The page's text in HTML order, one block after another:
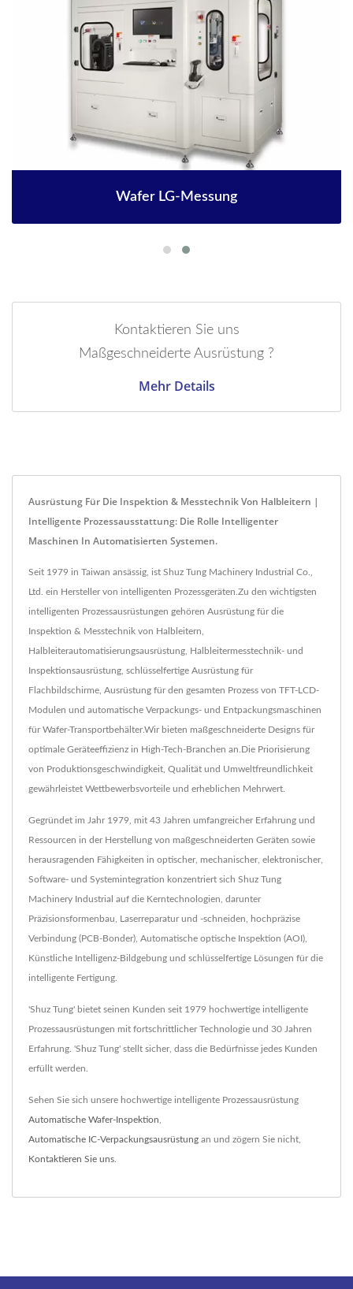
Wafer LG-Messung
Kontaktieren Sie uns
Maßgeschneiderte Ausrüstung ?
Mehr Details
Ausrüstung Für Die Inspektion & Messtechnik Von Halbleitern |
Intelligente Prozessausstattung: Die Rolle Intelligenter
Maschinen In Automatisierten Systemen.
Seit 1979 in Taiwan ansässig, ist Shuz Tung Machinery Industrial Co.,
Ltd. ein Hersteller von intelligenten Prozessgeräten.Zu den wichtigsten
intelligenten Prozessausrüstungen gehören Ausrüstung für die
Inspektion & Messtechnik von Halbleitern,
Halbleiterautomatisierungsausrüstung, Halbleitermesstechnik- und
Inspektionsausrüstung, schlüsselfertige Ausrüstung für
Flachbildschirme, Ausrüstung für den gesamten Prozess von TFT-LCD-
Modulen und automatische Verpackungs- und Entpackungsmaschinen
für Wafer-Transportbehälter.Wir bieten maßgeschneiderte Designs für
optimale Geräteeffizienz in High-Tech-Branchen an.Die Priorisierung
von Produktionsgeschwindigkeit, Qualität und Umweltfreundlichkeit
gewährleistet Wettbewerbsvorteile und erheblichen Mehrwert.
Gegründet im Jahr 1979, mit 43 Jahren umfangreicher Erfahrung und
Ressourcen in der Herstellung von maßgeschneiderten Geräten sowie
herausragenden Fähigkeiten in optischer, mechanischer, elektronischer,
Software- und Systemintegration konzentriert sich Shuz Tung
Machinery Industrial auf die Kerntechnologien, darunter
Präzisionsformenbau, Laserreparatur und -schneiden, hochpräzise
Verbindung (PCB-Bonder), Automatische optische Inspektion (AOI),
Künstliche Intelligenz-Bildgebung und schlüsselfertige Lösungen für die
intelligente Fertigung.
'Shuz Tung' bietet seinen Kunden seit 1979 hochwertige intelligente
Prozessausrüstungen mit fortschrittlicher Technologie und 30 Jahren
Erfahrung. 'Shuz Tung' stellt sicher, dass die Bedürfnisse jedes Kunden
erfüllt werden.
Sehen Sie sich unsere hochwertige intelligente Prozessausrüstung
Automatische Wafer-Inspektion
Automatische IC-Verpackungsausrüstung an und zögern Sie nicht,
Kontaktieren Sie uns